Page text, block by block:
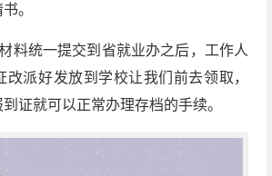
。
料统一提交到省就业办之后，工作人
改派好发放到学校让我们前去领取，
证就可以正常办理存档的手续。